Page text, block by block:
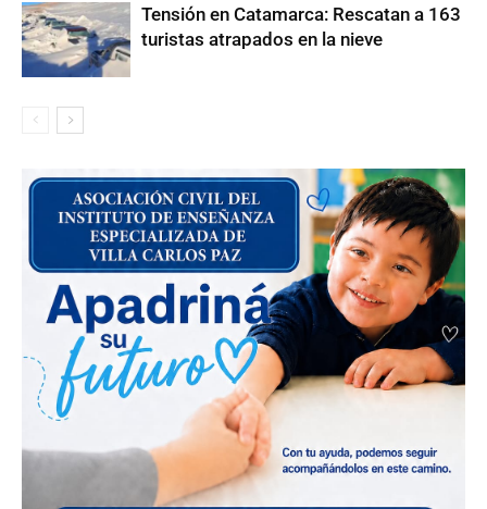
Tensión en Catamarca: Rescatan a 163
turistas atrapados en la nieve